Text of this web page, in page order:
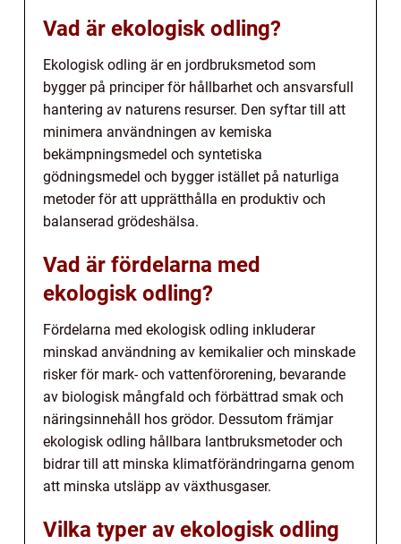
Vad är ekologisk odling?
Ekologisk odling är en jordbruksmetod som
bygger på principer för hållbarhet och ansvarsfull
hantering av naturens resurser. Den syftar till att
minimera användningen av kemiska
bekämpningsmedel och syntetiska
gödningsmedel och bygger istället på naturliga
metoder för att upprätthålla en produktiv och
balanserad grödeshälsa.
Vad är fördelarna med
ekologisk odling?
Fördelarna med ekologisk odling inkluderar
minskad användning av kemikalier och minskade
risker för mark- och vattenförorening, bevarande
av biologisk mångfald och förbättrad smak och
näringsinnehåll hos grödor. Dessutom främjar
ekologisk odling hållbara lantbruksmetoder och
bidrar till att minska klimatförändringarna genom
att minska utsläpp av växthusgaser.
Vilka typer av ekologisk odling